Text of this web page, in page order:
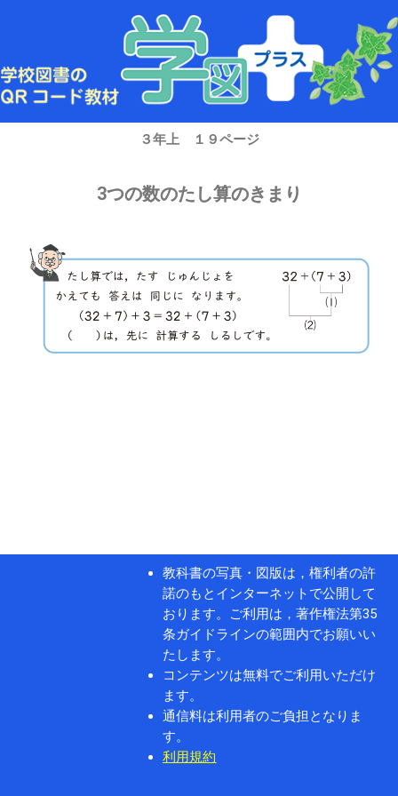
ス
キ
３年上 １９ページ
3つの数のたし算のきまり
教科書の写真・図版は，権利者の許
諾のもとインターネットで公開して
おります。ご利用は，著作権法第35
条ガイドラインの範囲内でお願いい
たします。
コンテンツは無料でご利用いただけ
ます。
通信料は利用者のご負担となりま
す。
利用規約